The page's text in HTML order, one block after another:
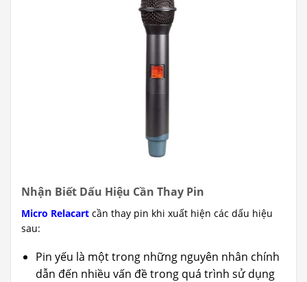
Nhận Biết Dấu Hiệu Cần Thay Pin
Micro Relacart cần thay pin khi xuất hiện các dấu hiệu
sau:
Pin yếu là một trong những nguyên nhân chính
dẫn đến nhiều vấn đề trong quá trình sử dụng